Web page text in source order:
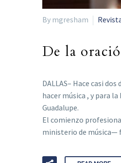
By mgresham
De la
DALLAS– Hace casi
hacer música , y para
Guadalupe.
El comienzo
ministerio de música—